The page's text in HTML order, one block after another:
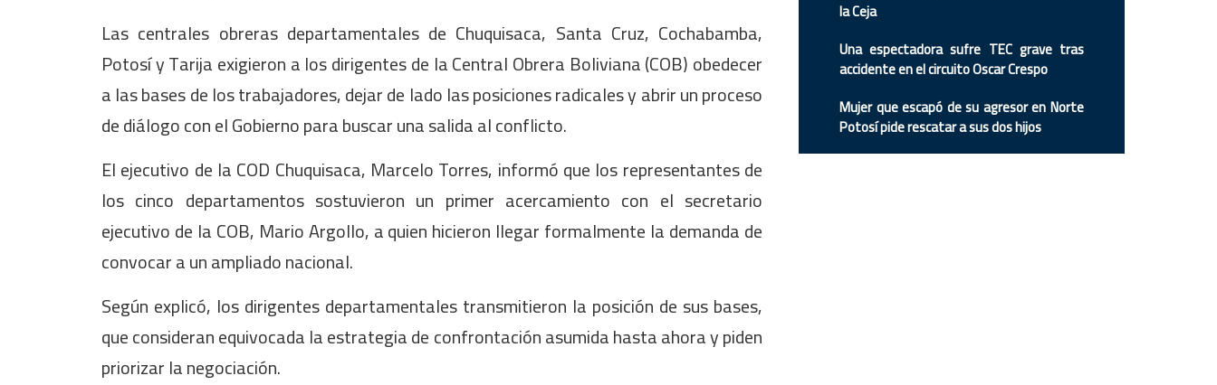
Las centrales obreras departamentales de Chuquisaca, Santa Cruz, Cochabamba,
Potosí y Tarija exigieron a los dirigentes de la Central Obrera Boliviana (COB) obedecer
a las bases de los trabajadores, dejar de lado las posiciones radicales y abrir un proceso
de diálogo con el Gobierno para buscar una salida al conflicto.
El ejecutivo de la COD Chuquisaca, Marcelo Torres, informó que los representantes de
los cinco departamentos sostuvieron un primer acercamiento con el secretario
ejecutivo de la COB, Mario Argollo, a quien hicieron llegar formalmente la demanda de
convocar a un ampliado nacional.
Según explicó, los dirigentes departamentales transmitieron la posición de sus bases,
que consideran equivocada la estrategia de confrontación asumida hasta ahora y piden
priorizar la negociación.
la Ceja
Una espectadora sufre TEC grave tras
accidente en el circuito Oscar Crespo
Mujer que escapó de su agresor en Norte
Potosí pide rescatar a sus dos hijos